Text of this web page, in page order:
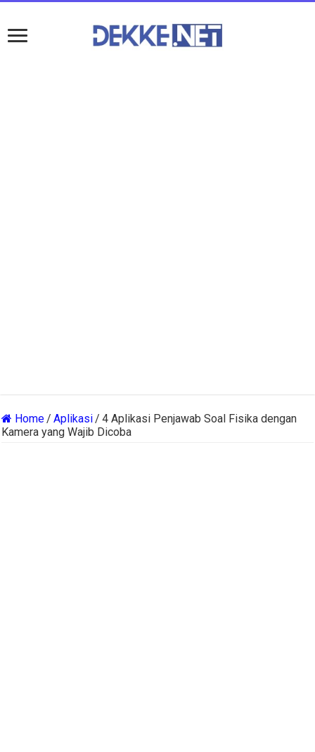
Home/ Aplikasi/ 4 Aplikasi Penjawab Soal Fisika dengan
Kamera yang Wajib Dicoba